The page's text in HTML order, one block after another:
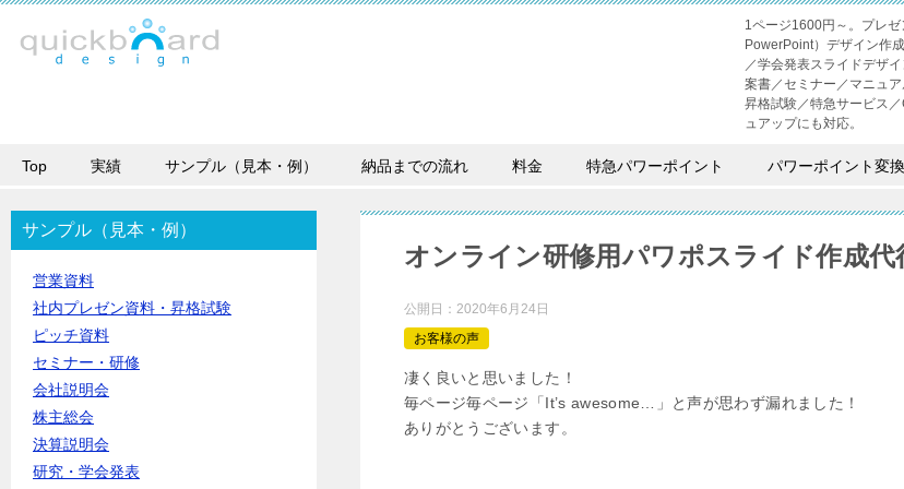
1ページ1600円～。プレ
PowerPoint）デザイン作
／学会発表スライドデザ
案書／セミナー／マニュ
昇格試験／特急サービス
ュアップにも対応。
Top 実績 サンプル（見本・例） 納品までの流れ 料金 特急パワーポイント パワーポイント変換
オンライン研修用パワポスライド作成代
公開日： 2020年6月24日
お客様の声
凄く良いと思いました！
毎ページ毎ページ「It’s awesome…」と声が思わず漏れました！
ありがとうございます。
サンプル（見本・例）
営業資料
社内プレゼン資料・昇格試験
ピッチ資料
セミナー・研修
会社説明会
株主総会
決算説明会
研究・学会発表